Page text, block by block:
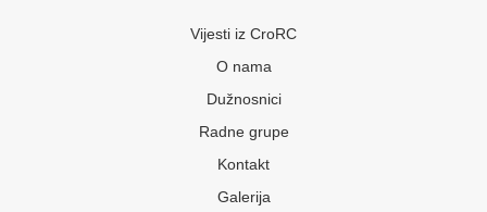
Vijesti iz CroRC
O nama
Dužnosnici
Radne grupe
Kontakt
Galerija